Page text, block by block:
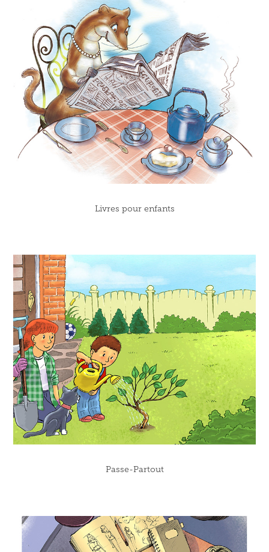
Livres pour enfants
Passe-Partout